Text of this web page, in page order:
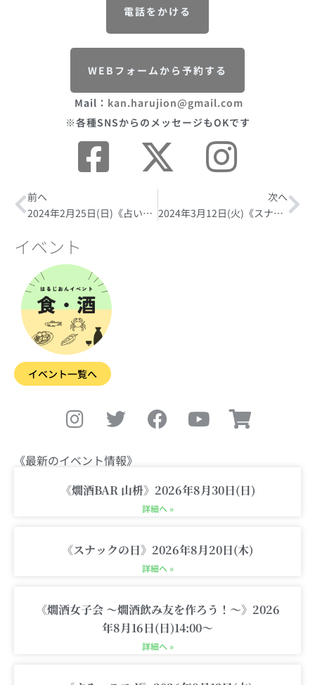
電話をかける
WEBフォームから予約する
Mail： kan.harujion@gmail.com
※各種SNSからのメッセージもOKです
Prev
前へ
2024年2月25日(日)《占いの日》
次へ
2024年3月12日(火)《スナックの日》
イベント
イベント一覧へ
I
n
s
t
a
g
m
w
i
t
t
e
a
c
o
o
o
u
b
h
o
i
-
r
《最新のイベント情報》
《燗酒BAR 山枡》2026年8月30日(日)
詳細へ »
《スナックの日》2026年8月20日(木)
詳細へ »
《燗酒女子会 〜燗酒飲み友を作ろう！〜》2026
年8月16日(日)14:00〜
詳細へ »